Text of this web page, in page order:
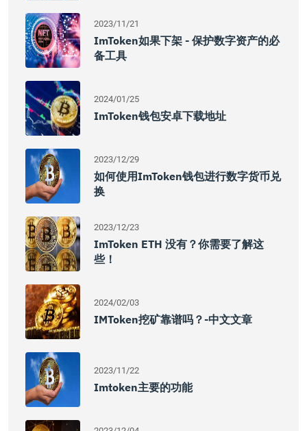
2023/11/21
ImToken如果下架 - 保护数字资产的必
备工具
2024/01/25
ImToken钱包安卓下载地址
2023/12/29
如何使用imToken钱包进行数字货币兑
换
2023/12/23
ImToken ETH 没有？你需要了解这
些！
2024/02/03
IMToken挖矿靠谱吗？-中文文章
2023/11/22
Imtoken主要的功能